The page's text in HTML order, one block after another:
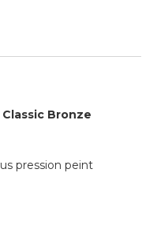
Bronze
pression peint